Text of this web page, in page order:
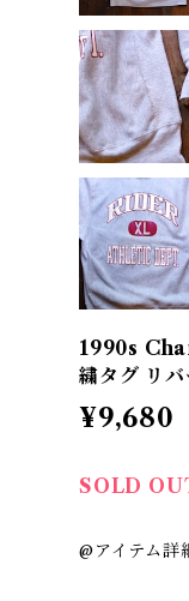
1990s
繍タグ リ
¥9,680
SOLD
@アイテム詳